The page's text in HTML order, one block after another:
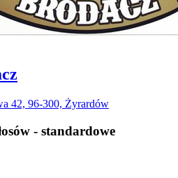
42, 96-300, Żyrardów
- standardowe